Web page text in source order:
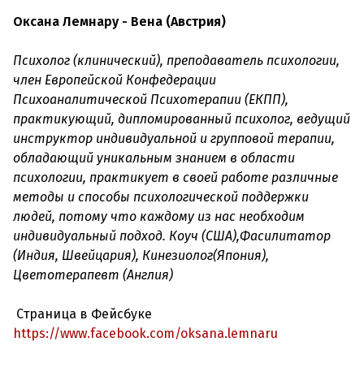
Оксана Лемнару - Вена (Австрия)
Психолог (клинический), преподаватель психологии,
член Европейской Конфедерации
Психоаналитической Психотерапии (ЕКПП),
практикующий, дипломированный психолог, ведущий
инструктор индивидуальной и групповой терапии,
обладающий уникальным знанием в области
психологии, практикует в своей работе различные
методы и способы психологической поддержки
людей, потому что каждому из нас необходим
индивидуальный подход. Коуч (США),Фасилитатор
(Индия, Швейцария), Кинезиолог(Япония),
Цветотерапевт (Англия)
Страница в Фейсбуке
https://www.facebook.com/oksana.lemnaru